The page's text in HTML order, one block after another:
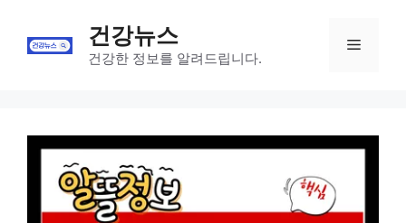
content
건강뉴스
건강한 정보를 알려드립니다.
Menu